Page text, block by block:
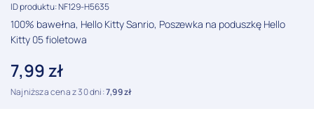
ID produktu: NF129-H5635
100% bawełna, Hello Kitty Sanrio, Poszewka na poduszkę Hello
Kitty 05 fioletowa
7,99zł
Najniższa cena z 30 dni:7,99zł